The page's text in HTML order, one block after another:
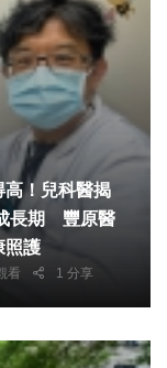
高！兒科醫揭
照護
看 1 分享